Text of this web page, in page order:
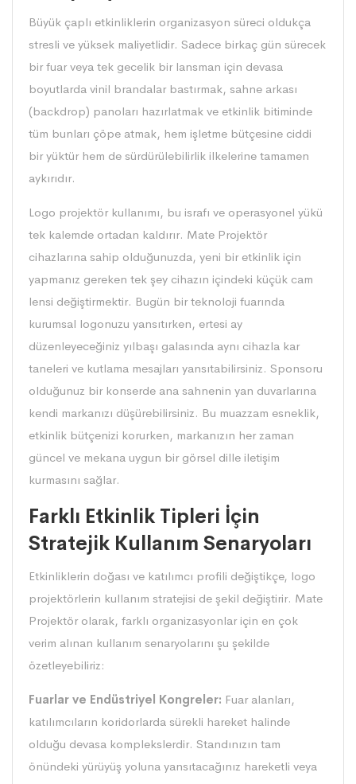
Büyük çaplı etkinliklerin organizasyon süreci oldukça
stresli ve yüksek maliyetlidir. Sadece birkaç gün sürecek
bir fuar veya tek gecelik bir lansman için devasa
boyutlarda vinil brandalar bastırmak, sahne arkası
(backdrop) panoları hazırlatmak ve etkinlik bitiminde
tüm bunları çöpe atmak, hem işletme bütçesine ciddi
bir yüktür hem de sürdürülebilirlik ilkelerine tamamen
aykırıdır.
Logo projektörkullanımı, bu israfı ve operasyonel yükü
tek kalemde ortadan kaldırır. Mate Projektör
cihazlarına sahip olduğunuzda, yeni bir etkinlik için
yapmanız gereken tek şey cihazın içindeki küçük cam
lensi değiştirmektir. Bugün bir teknoloji fuarında
kurumsal logonuzu yansıtırken, ertesi ay
düzenleyeceğiniz yılbaşı galasında aynı cihazla kar
taneleri ve kutlama mesajları yansıtabilirsiniz. Sponsoru
olduğunuz bir konserde ana sahnenin yan duvarlarına
kendi markanızı düşürebilirsiniz. Bu muazzam esneklik,
etkinlik bütçenizi korurken, markanızın her zaman
güncel ve mekana uygun bir görsel dille iletişim
kurmasını sağlar.
Farklı Etkinlik Tipleri İçin
Stratejik Kullanım Senaryoları
Etkinliklerin doğası ve katılımcı profili değiştikçe, logo
projektörlerin kullanım stratejisi de şekil değiştirir. Mate
Projektör olarak, farklı organizasyonlar için en çok
verim alınan kullanım senaryolarını şu şekilde
özetleyebiliriz:
Fuarlar ve Endüstriyel Kongreler: Fuar alanları,
katılımcıların koridorlarda sürekli hareket halinde
olduğu devasa komplekslerdir. Standınızın tam
önündeki yürüyüş yoluna yansıtacağınız hareketli veya